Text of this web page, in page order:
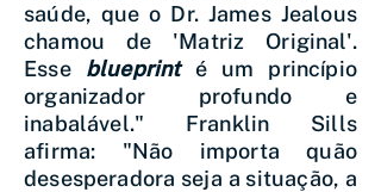
saúde, que o Dr. James Jealous
chamou de 'Matriz Original'.
Esse blueprint é um princípio
organizador profundo e
inabalável." Franklin Sills
afirma: "Não importa quão
desesperadora seja a situação, a